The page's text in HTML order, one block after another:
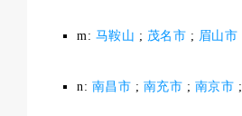
m: 马鞍山 ; 茂名市 ; 眉山市
n: 南昌市 ; 南充市 ; 南京市 ;